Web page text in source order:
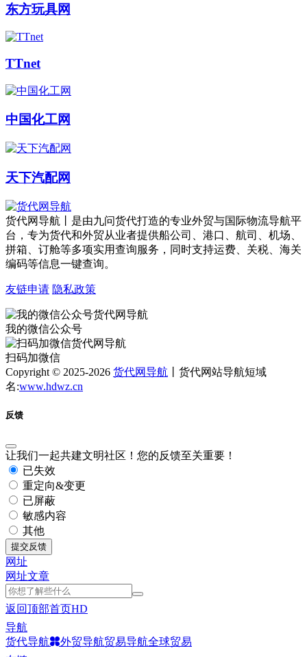
东方玩具网
TTnet
中国化工网
天下汽配网
货代网导航丨是由九问货代打造的专业外贸与国际物流导航平
台，专为货代和外贸从业者提供船公司、港口、航司、机场、
拼箱、订舱等多项实用查询服务，同时支持运费、关税、海关
编码等信息一键查询。
友链申请 隐私政策
我的微信公众号
扫码加微信
Copyright © 2025-2026 货代网导航 丨货代网站导航短域
名:www.hdwz.cn
反馈
让我们一起共建文明社区！您的反馈至关重要！
已失效
重定向&变更
已屏蔽
敏感内容
其他
提交反馈
网址
网址文章
返回顶部首页HD
导航
货代导航
外贸导航贸易导航全球贸易